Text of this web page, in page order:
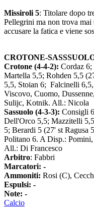
Missiroli 5: Titolare dopo
Pellegrini ma non trova mai
accusare la fatica e viene
CROTONE-
Crotone (4-4-2): Cordaz 6;
Martella 5,5; Rohden 5,5
5,5, Stoian 6; Falcinelli
Viscovo, Cuomo,
Sulijc, Kotnik. All.: Nicola
Sassuolo (4-3-3): Consigli
Dell'Orco 5,5; Mazzitelli
5; Berardi 5 (27' st Ragusa
Politano 6. A Disp.:
All.: Di Francesco
Arbitro: Fabbri
Marcatori: -
Ammoniti: Rosi (C),
Espulsi: -
Note: -
Calcio